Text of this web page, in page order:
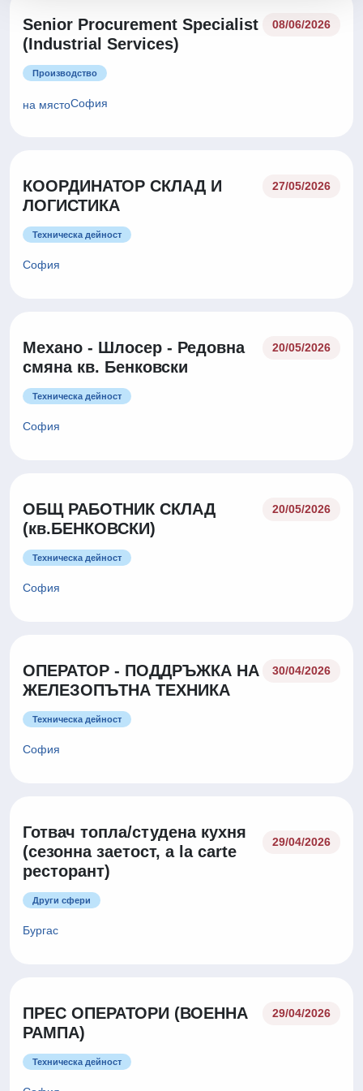
Senior Procurement Specialist
(Industrial Services)
08/06/2026
Производство
на мястоСофия
КООРДИНАТОР СКЛАД И
ЛОГИСТИКА
27/05/2026
Техническа дейност
София
Механо - Шлосер - Редовна
смяна кв. Бенковски
20/05/2026
Техническа дейност
София
ОБЩ РАБОТНИК СКЛАД
(кв.БЕНКОВСКИ)
20/05/2026
Техническа дейност
София
ОПЕРАТОР - ПОДДРЪЖКА НА
ЖЕЛЕЗОПЪТНА ТЕХНИКА
30/04/2026
Техническа дейност
София
Готвач топла/студена кухня
(сезонна заетост, a la carte
ресторант)
29/04/2026
Други сфери
Бургас
ПРЕС ОПЕРАТОРИ (ВОЕННА
РАМПА)
29/04/2026
Техническа дейност